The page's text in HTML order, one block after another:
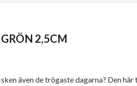
2,5CM
även de trögaste dagarna? Den här